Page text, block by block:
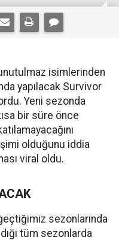
isimlerinden
yapılacak Survivor
Yeni sezonda
bir süre önce
olduğunu iddia
viral oldu.
sezonlarında
tüm sezonlarda